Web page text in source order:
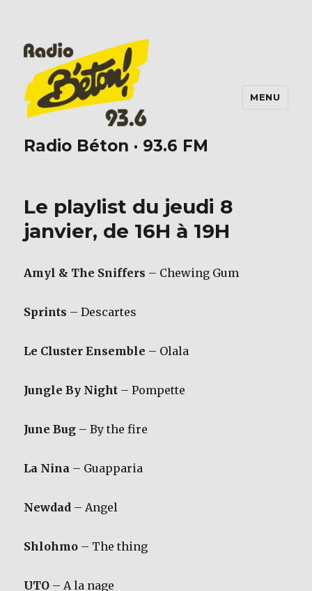
Radio Béton · 93.6 FM
MENU
Le playlist du jeudi 8
janvier, de 16H à 19H
Amyl & The Sniffers – Chewing Gum
Sprints – Descartes
Le Cluster Ensemble – Olala
Jungle By Night – Pompette
June Bug – By the fire
La Nina – Guapparia
Newdad – Angel
Shlohmo – The thing
UTO – A la nage